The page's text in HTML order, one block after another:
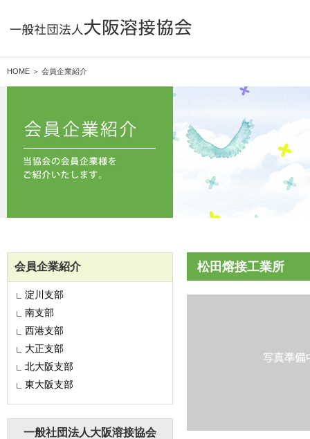
HOME ＞ 会員企業紹介
松田熔接工業所
会員企業紹介
淀川支部
南支部
西港支部
大正支部
北大阪支部
東大阪支部
一般社団法人大阪溶接協会